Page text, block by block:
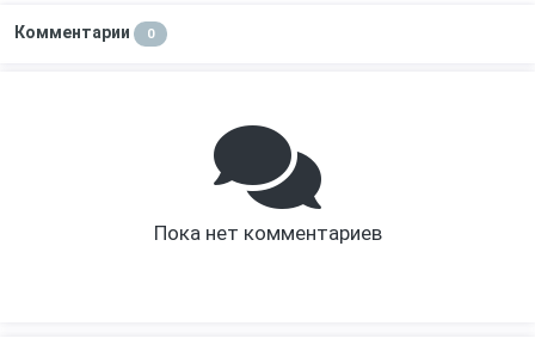
Комментарии 0
Пока нет комментариев